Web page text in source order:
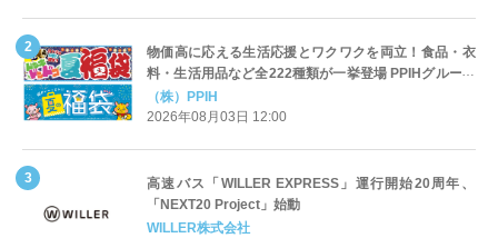
物価高に応える生活応援とワクワクを両立！食品・衣
料・生活用品など全222種類が一挙登場 PPIHグループ
「夏福袋」＆セール 8月6日(木)より順次スタート
（株）PPIH
2026年08月03日 12:00
高速バス「WILLER EXPRESS」運行開始20周年、
「NEXT20 Project」始動
WILLER株式会社